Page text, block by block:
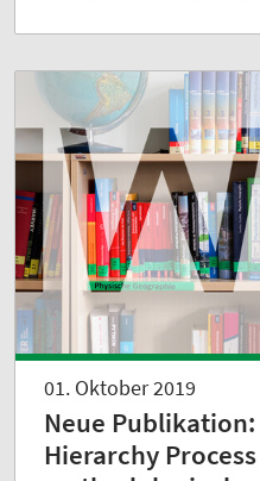
01. Oktober 2019
Neue
Hierarchy Process